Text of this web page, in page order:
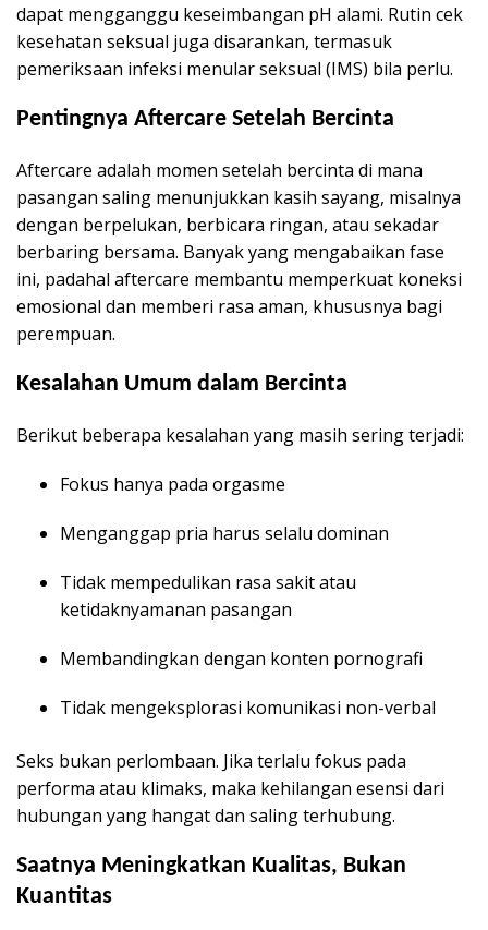
dapat mengganggu keseimbangan pH alami. Rutin cek
kesehatan seksual juga disarankan, termasuk
pemeriksaan infeksi menular seksual (IMS) bila perlu.
Pentingnya Aftercare Setelah Bercinta
Aftercare adalah momen setelah bercinta di mana
pasangan saling menunjukkan kasih sayang, misalnya
dengan berpelukan, berbicara ringan, atau sekadar
berbaring bersama. Banyak yang mengabaikan fase
ini, padahal aftercare membantu memperkuat koneksi
emosional dan memberi rasa aman, khususnya bagi
perempuan.
Kesalahan Umum dalam Bercinta
Berikut beberapa kesalahan yang masih sering terjadi:
Fokus hanya pada orgasme
Menganggap pria harus selalu dominan
Tidak mempedulikan rasa sakit atau
ketidaknyamanan pasangan
Membandingkan dengan konten pornografi
Tidak mengeksplorasi komunikasi non-verbal
Seks bukan perlombaan. Jika terlalu fokus pada
performa atau klimaks, maka kehilangan esensi dari
hubungan yang hangat dan saling terhubung.
Saatnya Meningkatkan Kualitas, Bukan
Kuantitas